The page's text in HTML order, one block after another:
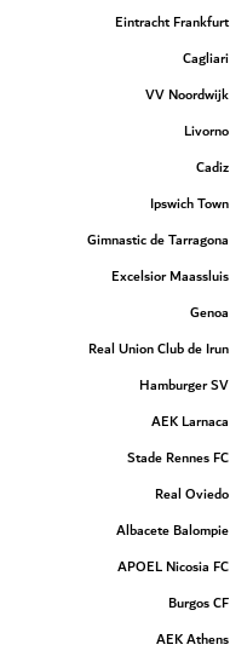
Eintracht Frankfurt
Cagliari
VV Noordwijk
Livorno
Cadiz
Ipswich Town
Gimnastic de Tarragona
Excelsior Maassluis
Genoa
Real Union Club de Irun
Hamburger SV
AEK Larnaca
Stade Rennes FC
Real Oviedo
Albacete Balompie
APOEL Nicosia FC
Burgos CF
AEK Athens